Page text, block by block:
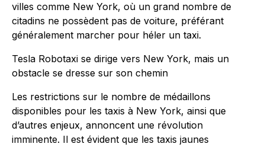
villes comme New York, où un grand nombre de
citadins ne possèdent pas de voiture, préférant
généralement marcher pour héler un taxi.
Tesla Robotaxi se dirige vers New York, mais un
obstacle se dresse sur son chemin
Les restrictions sur le nombre de médaillons
disponibles pour les taxis à New York, ainsi que
d’autres enjeux, annoncent une révolution
imminente. Il est évident que les taxis jaunes